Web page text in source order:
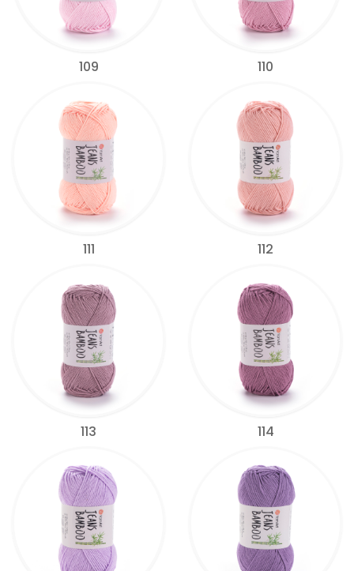
109 110
111 112
113 114